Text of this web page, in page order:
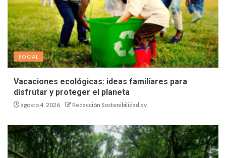
SOCIAL
Vacaciones ecológicas: ideas familiares para
disfrutar y proteger el planeta
agosto 4, 2026 Redacción Sostenibilidad.sv